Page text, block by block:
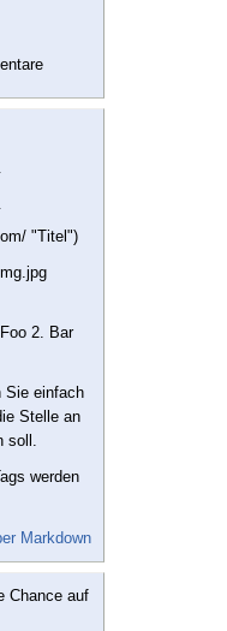
"Titel")
2. Bar
Sie einfach
Stelle an
soll.
werden
Markdown
Chance auf